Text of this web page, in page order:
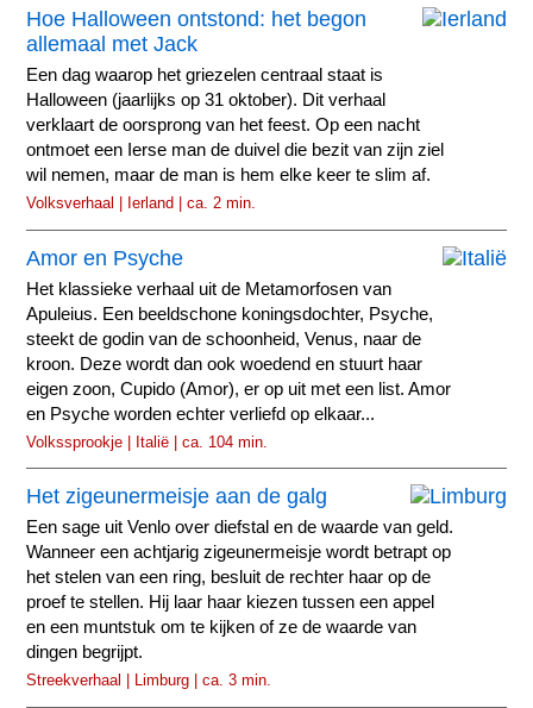
Hoe Halloween ontstond: het begon
allemaal met Jack
Een dag waarop het griezelen centraal staat is
Halloween (jaarlijks op 31 oktober). Dit verhaal
verklaart de oorsprong van het feest. Op een nacht
ontmoet een Ierse man de duivel die bezit van zijn ziel
wil nemen, maar de man is hem elke keer te slim af.
Volksverhaal | Ierland | ca. 2 min.
Amor en Psyche
Het klassieke verhaal uit de Metamorfosen van
Apuleius. Een beeldschone koningsdochter, Psyche,
steekt de godin van de schoonheid, Venus, naar de
kroon. Deze wordt dan ook woedend en stuurt haar
eigen zoon, Cupido (Amor), er op uit met een list. Amor
en Psyche worden echter verliefd op elkaar...
Volkssprookje | Italië | ca. 104 min.
Het zigeunermeisje aan de galg
Een sage uit Venlo over diefstal en de waarde van geld.
Wanneer een achtjarig zigeunermeisje wordt betrapt op
het stelen van een ring, besluit de rechter haar op de
proef te stellen. Hij laar haar kiezen tussen een appel
en een muntstuk om te kijken of ze de waarde van
dingen begrijpt.
Streekverhaal | Limburg | ca. 3 min.